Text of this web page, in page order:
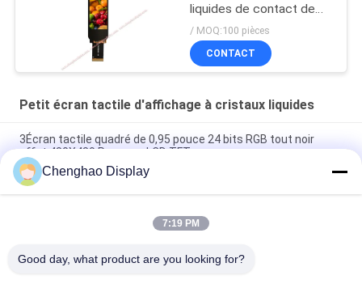
liquides de contact de
1,9 IPS de pouce
pointille TFT avec 30 Pin
FPC
/ MOQ:100 pièces
CONTACT
Petit écran tactile d'affichage à cristaux liquides
3Écran tactile quadré de 0,95 pouce 24 bits RGB tout noir
effet 480X480 Panneau LCD TFT
Panneau d'affichage à écran tactile couleur de 3 pouces
800x268 pixels 25 broches IPS Tft Lcd Module
5Écran tactile LCD petit de 0,5 pouce 1080*1920 pixels 31
Chenghao Display
7:19 PM
Good day, what product are you looking for?